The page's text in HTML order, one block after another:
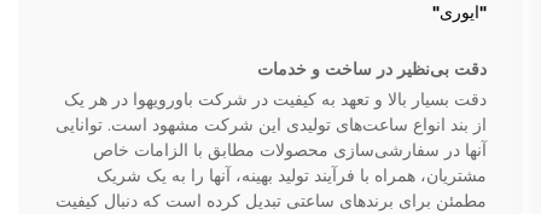
"ایوری"
دقت بی‌نظیر در ساخت و خدمات
دقت بسیار بالا و تعهد به کیفیت در شرکت باورویهوا در هر یک
از بند انواع ساعت‌های تولیدی این شرکت مشهود است. توانایی
آنها در سفارشی‌سازی محصولات مطابق با الزامات خاص
مشتریان، همراه با فرآیند تولید بهینه، آنها را به یک شریک
مطمئن برای برندهای ساعتی تبدیل کرده است که دنبال کیفیت